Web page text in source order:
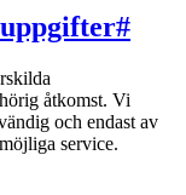
#
åtkomst. Vi
och endast av
service.